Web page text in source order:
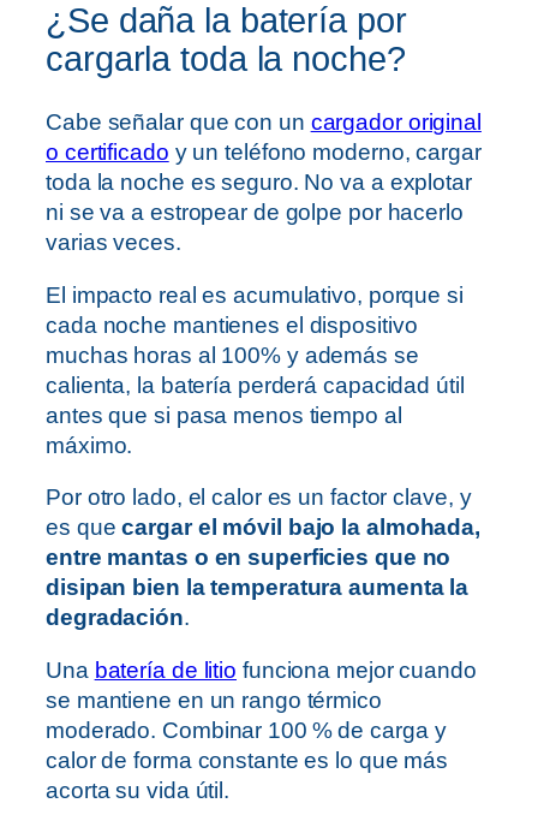
¿Se daña la batería por
cargarla toda la noche?
Cabe señalar que con un cargador original
o certificado y un teléfono moderno, cargar
toda la noche es seguro. No va a explotar
ni se va a estropear de golpe por hacerlo
varias veces.
El impacto real es acumulativo, porque si
cada noche mantienes el dispositivo
muchas horas al 100% y además se
calienta, la batería perderá capacidad útil
antes que si pasa menos tiempo al
máximo.
Por otro lado, el calor es un factor clave, y
es quecargar el móvil bajo la almohada,
entre mantas o en superficies que no
disipan bien la temperatura aumenta la
degradación.
Una batería de litio funciona mejor cuando
se mantiene en un rango térmico
moderado. Combinar 100 % de carga y
calor de forma constante es lo que más
acorta su vida útil.